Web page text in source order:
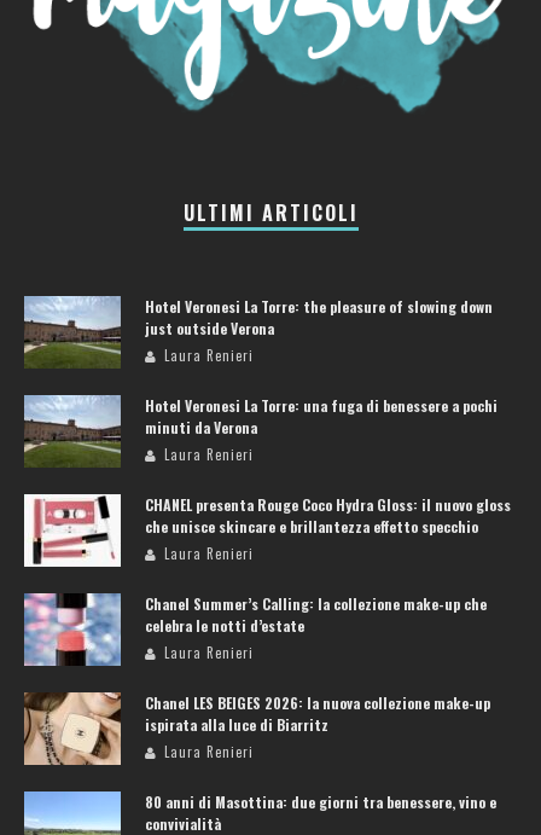
ULTIMI ARTICOLI
Hotel Veronesi La Torre: the pleasure of slowing down
just outside Verona
Laura Renieri
Hotel Veronesi La Torre: una fuga di benessere a pochi
minuti da Verona
Laura Renieri
CHANEL presenta Rouge Coco Hydra Gloss: il nuovo gloss
che unisce skincare e brillantezza effetto specchio
Laura Renieri
Chanel Summer’s Calling: la collezione make-up che
celebra le notti d’estate
Laura Renieri
Chanel LES BEIGES 2026: la nuova collezione make-up
ispirata alla luce di Biarritz
Laura Renieri
80 anni di Masottina: due giorni tra benessere, vino e
convivialità